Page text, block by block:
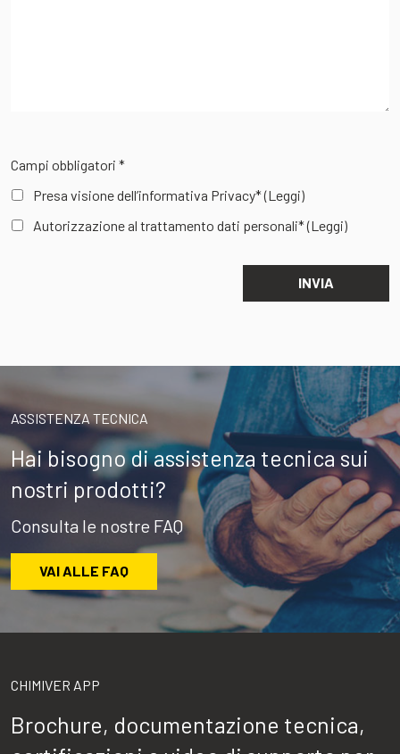
Campi obbligatori *
Presa visione dell’informativa Privacy*(Leggi)
Autorizzazione al trattamento dati personali*(Leggi)
ASSISTENZA TECNICA
Hai bisogno di assistenza tecnica sui
nostri prodotti?
Consulta le nostre FAQ
VAI ALLE FAQ
CHIMIVER APP
Brochure, documentazione tecnica,